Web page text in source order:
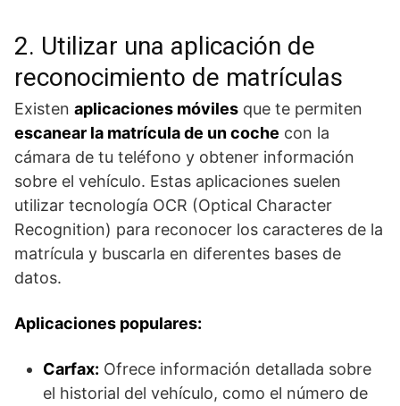
2. Utilizar una aplicación de
reconocimiento de matrículas
Existen aplicaciones móviles que te permiten
escanear la matrícula de un coche con la
cámara de tu teléfono y obtener información
sobre el vehículo. Estas aplicaciones suelen
utilizar tecnología OCR (Optical Character
Recognition) para reconocer los caracteres de la
matrícula y buscarla en diferentes bases de
datos.
Aplicaciones populares:
Carfax: Ofrece información detallada sobre
el historial del vehículo, como el número de